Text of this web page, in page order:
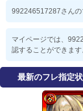
992246517287さんの
マイページでは、
認することができます
最新のフレ指定